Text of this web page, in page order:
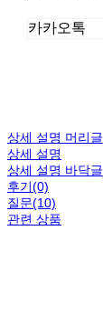
카카오톡
상세 설명 머리글
상세 설명
상세 설명 바닥글
후기(0)
질문(10)
관련 상품